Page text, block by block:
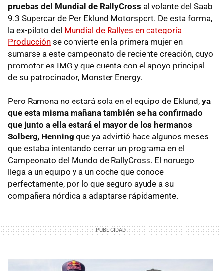
pruebas del Mundial de RallyCross al volante del Saab
9.3 Supercar de Per Eklund Motorsport. De esta forma,
la ex-piloto del Mundial de Rallyes en categoría
Producción se convierte en la primera mujer en
sumarse a este campeonato de reciente creación, cuyo
promotor es IMG y que cuenta con el apoyo principal
de su patrocinador, Monster Energy.
Pero Ramona no estará sola en el equipo de Eklund, ya
que esta misma mañana también se ha confirmado
que junto a ella estará el mayor de los hermanos
Solberg, Henning que ya advirtió hace algunos meses
que estaba intentando cerrar un programa en el
Campeonato del Mundo de RallyCross. El noruego
llega a un equipo y a un coche que conoce
perfectamente, por lo que seguro ayude a su
compañera nórdica a adaptarse rápidamente.